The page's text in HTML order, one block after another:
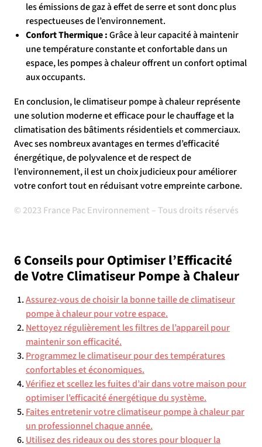
les émissions de gaz à effet de serre et sont donc plus
respectueuses de l’environnement.
Confort Thermique :Grâce à leur capacité à maintenir
une température constante et confortable dans un
espace, les pompes à chaleur offrent un confort optimal
aux occupants.
En conclusion, le climatiseur pompe à chaleur représente
une solution moderne et efficace pour le chauffage et la
climatisation des bâtiments résidentiels et commerciaux.
Avec ses nombreux avantages en termes d’efficacité
énergétique, de polyvalence et de respect de
l’environnement, il est un choix judicieux pour améliorer
votre confort tout en réduisant votre empreinte carbone.
© 2023 France Pac Environnement – Tous droits réservés
6 Conseils pour Optimiser l’Efficacité
de Votre Climatiseur Pompe à Chaleur
Assurez-vous de choisir la bonne taille de climatiseur
pompe à chaleur pour votre espace.
Nettoyez régulièrement les filtres de l’appareil pour
maintenir son efficacité.
Programmez le climatiseur pour des températures
confortables et économiques.
Vérifiez et scellez les fuites d’air dans votre maison pour
optimiser l’efficacité énergétique du système.
Faites entretenir votre climatiseur pompe à chaleur par
un professionnel chaque année.
Utilisez des rideaux ou des stores pour bloquer la